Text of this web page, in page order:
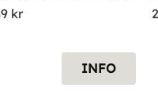
kr
INFO